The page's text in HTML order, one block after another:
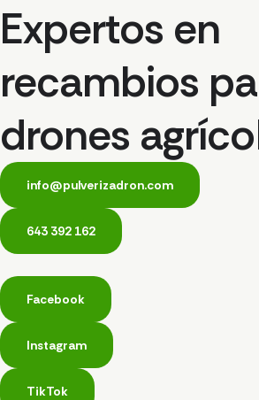
Expertos en
recambios
drones
info@pulverizadron.com
643 392 162
Facebook
Instagram
TikTok